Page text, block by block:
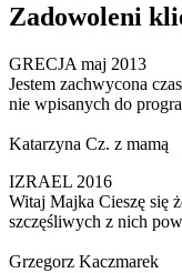
Zadowoleni
GRECJA maj 2013
Jestem zachwycona
nie wpisanych do
Katarzyna Cz. z mamą
IZRAEL 2016
Witaj Majka Cieszę się
szczęśliwych z nich
Grzegorz Kaczmarek